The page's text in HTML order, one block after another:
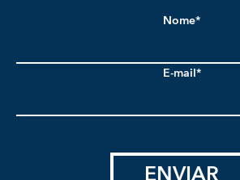
Nome*
E-mail*